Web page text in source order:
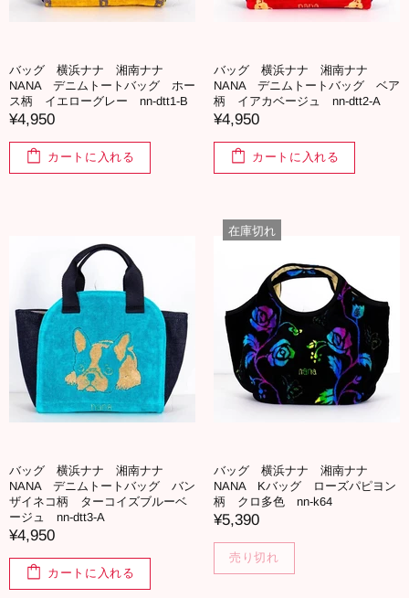
バッグ 横浜ナナ 湘南ナナ
NANA デニムトートバッグ ホー
ス柄 イエローグレー nn-dtt1-B
¥4,950
カートに入れる
バッグ 横浜ナナ 湘南ナナ
NANA デニムトートバッグ ベア
柄 イアカベージュ nn-dtt2-A
¥4,950
カートに入れる
バッグ 横浜ナナ 湘南ナナ
NANA デニムトートバッグ バン
ザイネコ柄 ターコイズブルーベ
ージュ nn-dtt3-A
¥4,950
カートに入れる
在庫切れ
バッグ 横浜ナナ 湘南ナナ
NANA Kバッグ ローズパピヨン
柄 クロ多色 nn-k64
¥5,390
売り切れ